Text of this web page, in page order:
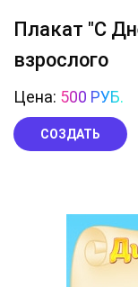
Плакат "С
взрослого
Цена: 500 РУБ.
СОЗДАТЬ